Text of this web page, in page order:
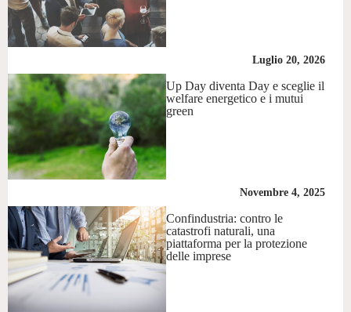
Luglio 20, 2026
Up Day diventa Day e sceglie il
welfare energetico e i mutui
green
Novembre 4, 2025
Confindustria: contro le
catastrofi naturali, una
piattaforma per la protezione
delle imprese